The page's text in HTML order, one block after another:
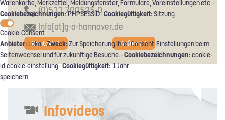
(0)511 700525-0
Info[at]g-o-hannover.de
Kontakt Anfahrt
Infovideos
Warenkörbe, Merkzettel, Meldungsfenster, Formulare, Voreinstellungen etc. -
Cookiebezeichnungen:PHPSESSID -Cookiegültigkeit:Sitzung
Cookie-Consent
Anbieter:Lokal -Zweck:Zur Speicherung Ihrer Consent-Einstellungen beim
Seitenwechsel und für zukünftige Besuche. -Cookiebezeichnungen:cookie-
id;cookie-einstellung -Cookiegültigkeit:1 Jahr
speichern